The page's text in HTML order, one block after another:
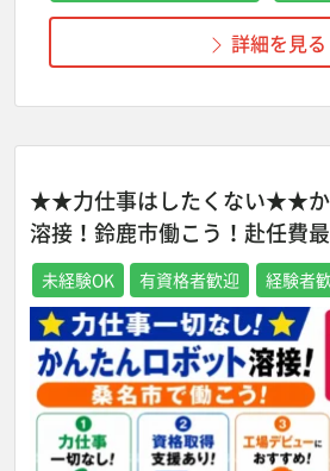
詳細を見る
★★力仕事はしたくない★★か
溶接！鈴鹿市働こう！赴任費
未経験OK 有資格者歓迎 経験者